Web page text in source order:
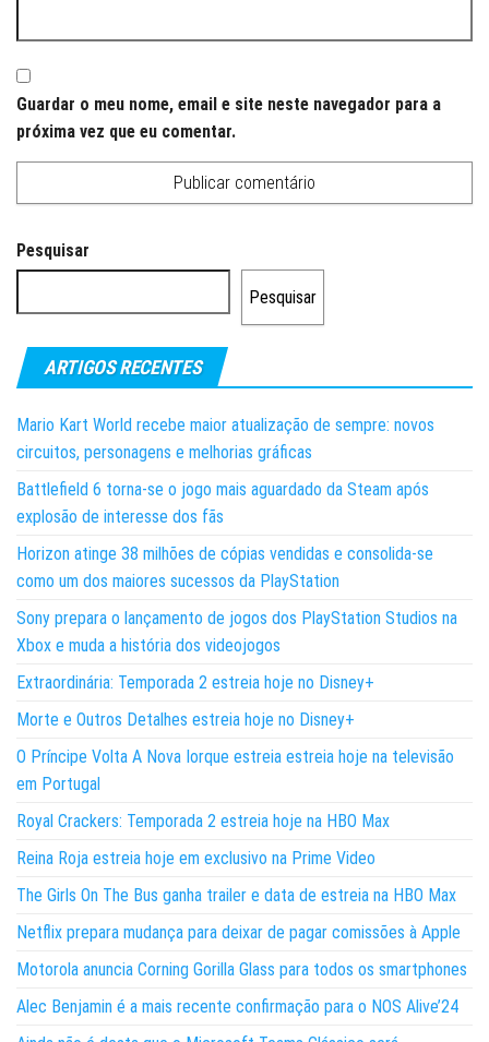
Guardar o meu nome, email e site neste navegador para a
próxima vez que eu comentar.
Pesquisar
Pesquisar
ARTIGOS RECENTES
Mario Kart World recebe maior atualização de sempre: novos
circuitos, personagens e melhorias gráficas
Battlefield 6 torna-se o jogo mais aguardado da Steam após
explosão de interesse dos fãs
Horizon atinge 38 milhões de cópias vendidas e consolida-se
como um dos maiores sucessos da PlayStation
Sony prepara o lançamento de jogos dos PlayStation Studios na
Xbox e muda a história dos videojogos
Extraordinária: Temporada 2 estreia hoje no Disney+
Morte e Outros Detalhes estreia hoje no Disney+
O Príncipe Volta A Nova Iorque estreia estreia hoje na televisão
em Portugal
Royal Crackers: Temporada 2 estreia hoje na HBO Max
Reina Roja estreia hoje em exclusivo na Prime Video
The Girls On The Bus ganha trailer e data de estreia na HBO Max
Netflix prepara mudança para deixar de pagar comissões à Apple
Motorola anuncia Corning Gorilla Glass para todos os smartphones
Alec Benjamin é a mais recente confirmação para o NOS Alive’24